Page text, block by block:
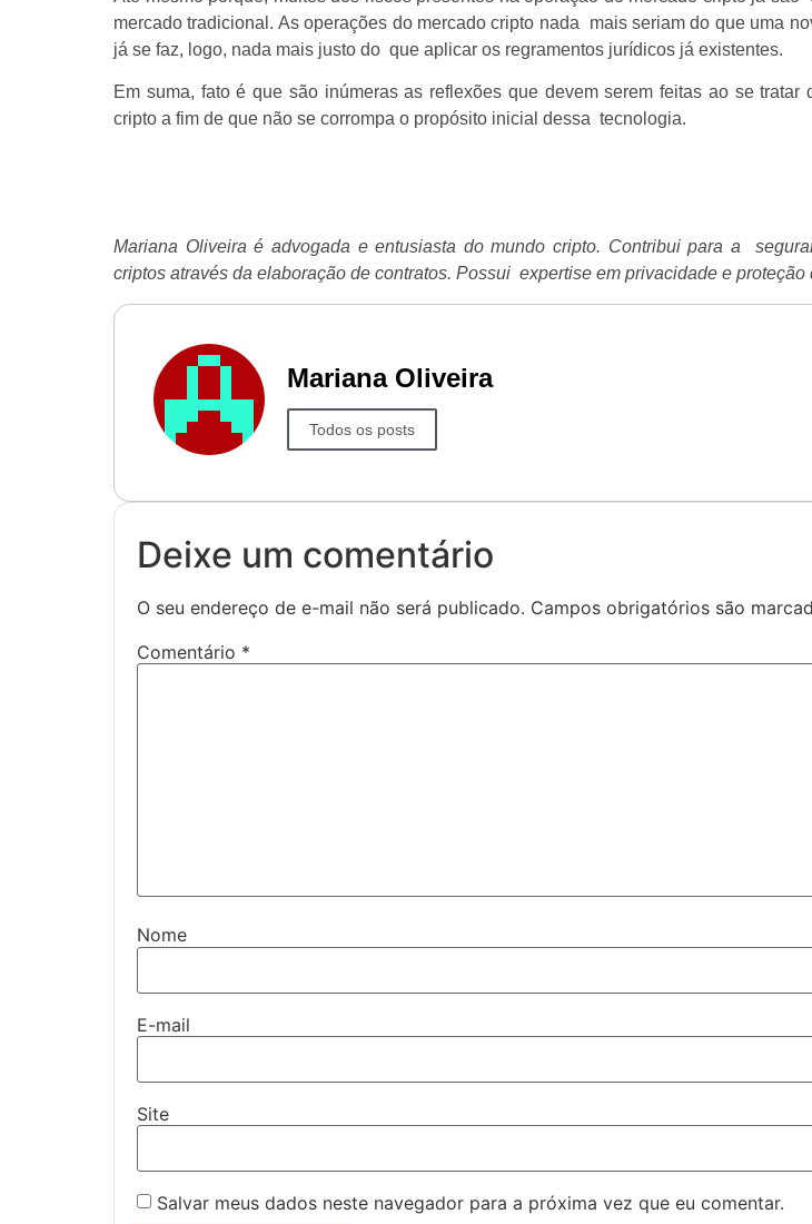
mercado tradicional. As operações do mercado cripto nada mais seriam do que uma
já se faz, logo, nada mais justo do que aplicar os regramentos jurídicos já existentes.
Em suma, fato é que são inúmeras as reflexões que devem serem feitas ao se
cripto a fim de que não se corrompa o propósito inicial dessa tecnologia.
Mariana Oliveira é advogada e entusiasta do mundo cripto. Contribui para a
criptos através da elaboração de contratos. Possui expertise em privacidade e proteção
Mariana Oliveira
Todos os posts
Deixe um comentário
O seu endereço de e-mail não será publicado. Campos obrigatórios são
Comentário *
Nome
E-mail
Site
Salvar meus dados neste navegador para a próxima vez que eu comentar.